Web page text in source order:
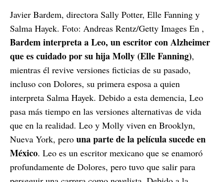
Javier Bardem, directora Sally Potter, Elle Fanning y
Salma Hayek. Foto: Andreas Rentz/Getty Images En ,
Bardem interpreta a Leo, un escritor con Alzheimer
que es cuidado por su hija Molly (Elle Fanning),
mientras él revive versiones ficticias de su pasado,
incluso con Dolores, su primera esposa a quien
interpreta Salma Hayek. Debido a esta demencia, Leo
pasa más tiempo en las versiones alternativas de vida
que en la realidad. Leo y Molly viven en Brooklyn,
Nueva York, pero una parte de la película sucede en
México. Leo es un escritor mexicano que se enamoró
profundamente de Dolores, pero tuvo que salir para